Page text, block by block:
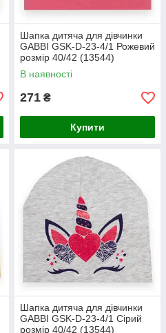
Шапка дитяча для дівчинки
GABBI GSK-D-23-4/1 Рожевий
розмір 40/42 (13544)
В наявності
271 ₴
Купити
Шапка дитяча для дівчинки
GABBI GSK-D-23-4/1 Сірий
розмір 40/42 (13544)